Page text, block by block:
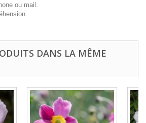
ou mail.
DANS LA MÊME